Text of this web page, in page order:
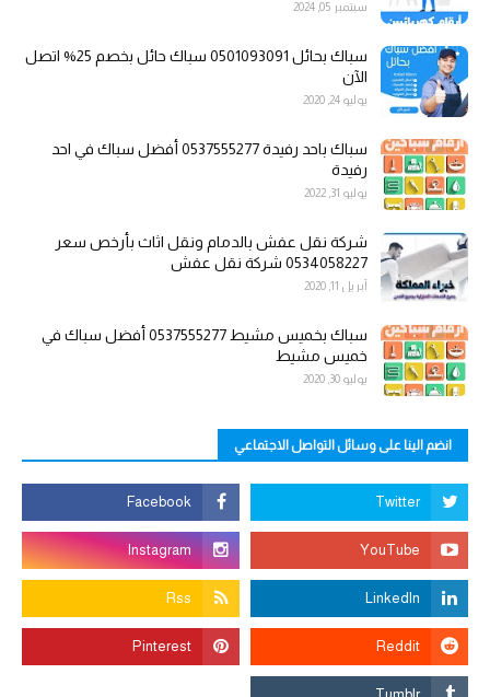
سبتمبر 05, 2024
سباك بحائل 0501093091 سباك حائل بخصم 25% اتصل
الآن
يوليو 24, 2020
سباك باحد رفيدة 0537555277 أفضل سباك في احد
رفيدة
يوليو 31, 2022
شركة نقل عفش بالدمام ونقل اثاث بأرخص سعر
0534058227 شركة نقل عفش
أبريل 11, 2020
سباك بخميس مشيط 0537555277 أفضل سباك في
خميس مشيط
يوليو 30, 2020
انضم الينا على وسائل التواصل الاجتماعي